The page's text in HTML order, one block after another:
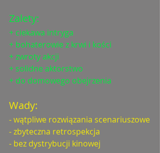
Zalety:
+ ciekawa intryga
+ bohaterowie z krwi i kości
+ zwroty akcji
+ solidne aktorstwo
+ do domowego obejrzenia
Wady:
- wątpliwe rozwiązania scenariuszowe
- zbyteczna retrospekcja
- bez dystrybucji kinowej